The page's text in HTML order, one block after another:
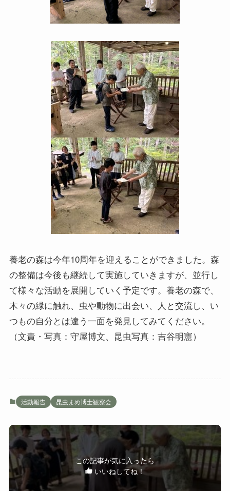
養老の森は今年10周年を迎えることができました。森
の整備は今後も継続して実施していきますが、並行し
て様々な活動を展開していく予定です。養老の森で、
木々の緑に触れ、虫や動物に出会い、人と交流し、い
つもの自分とは違う一面を発見してみてください。
（文責・写真：守屋博文、昆虫写真：吉谷明憲）
活動報告 昆虫まめ博士観察会
この記事が気に入ったら
いいねしてね！